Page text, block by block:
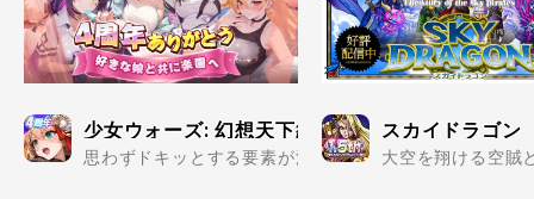
少女ウォーズ: 幻想天下統一戦
思わずドキッとする要素が満載の美少女だらけで楽し
スカイドラゴン
大空を翔ける空賊